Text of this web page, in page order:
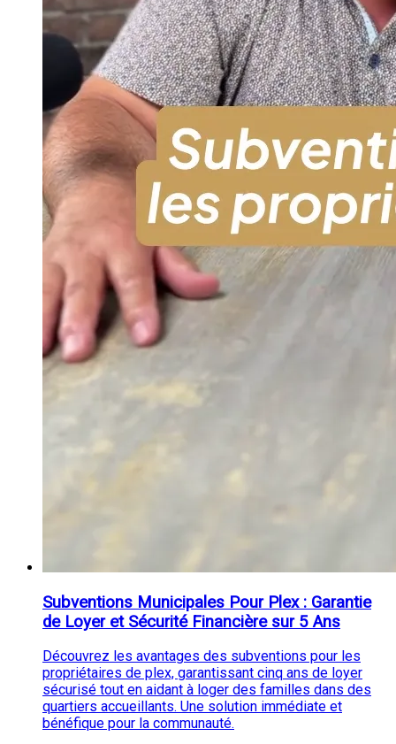
Subventions Municipales Pour Plex : Garantie
de Loyer et Sécurité Financière sur 5 Ans
Découvrez les avantages des subventions pour les
propriétaires de plex, garantissant cinq ans de loyer
sécurisé tout en aidant à loger des familles dans des
quartiers accueillants. Une solution immédiate et
bénéfique pour la communauté.